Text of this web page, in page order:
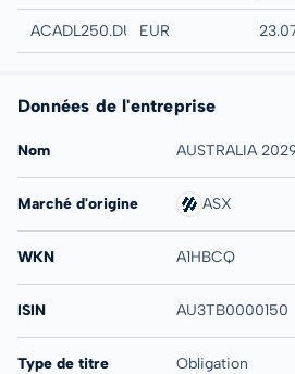
Düsseldorf
ACADL250.DUSBEUR
Données de l'entreprise
Nom AUSTRALIA
Marché d'origine ASX
WKN A1HBCQ
ISIN AU3TB0000150
Type de titre Obligation